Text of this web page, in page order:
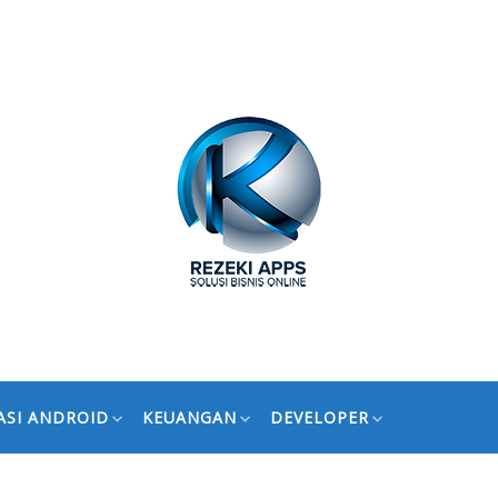
ANDROID KEUANGAN DEVELOPER